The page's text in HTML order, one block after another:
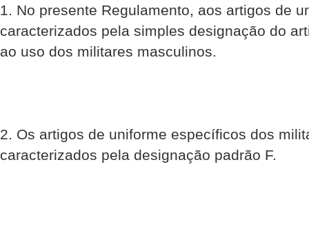
1. No presente Regulamento, aos artigos de
caracterizados pela simples designação do
ao uso dos militares masculinos.
2. Os artigos de uniforme específicos dos
caracterizados pela designação padrão F.